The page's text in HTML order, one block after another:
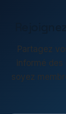
Partagez
informé des
soyez